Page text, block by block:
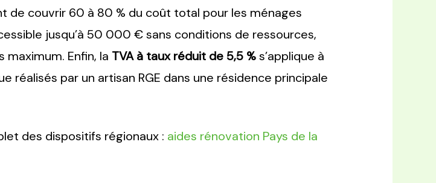
de couvrir 60 à 80 % du coût total pour les ménages
jusqu’à 50 000 € sans conditions de ressources,
Enfin, la TVA à taux réduit de 5,5 %s’applique à
réalisés par un artisan RGE dans une résidence principale
des dispositifs régionaux : aides rénovation Pays de la